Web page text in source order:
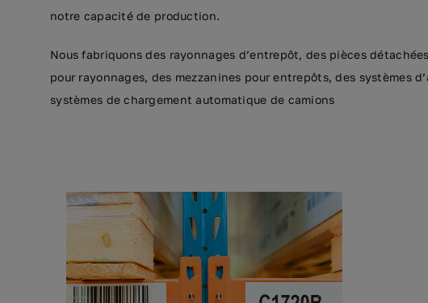
notre capacité de production.
Nous fabriquons des rayonnages d’entrepôt, des pièces
pour rayonnages, des mezzanines pour entrepôts, des systèmes
systèmes de chargement automatique de camions